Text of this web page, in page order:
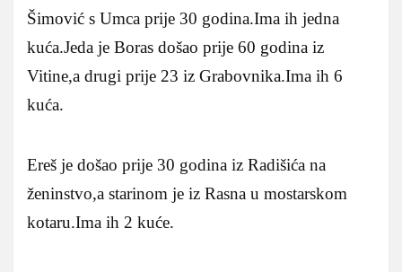
Šimović s Umca prije 30 godina.Ima ih jedna
kuća.Jeda je Boras došao prije 60 godina iz
Vitine,a drugi prije 23 iz Grabovnika.Ima ih 6
kuća.
Ereš je došao prije 30 godina iz Radišića na
ženinstvo,a starinom je iz Rasna u mostarskom
kotaru.Ima ih 2 kuće.